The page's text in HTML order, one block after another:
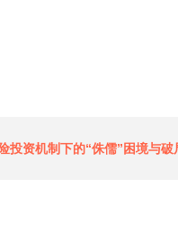
投资机制下的“侏儒”困境与破